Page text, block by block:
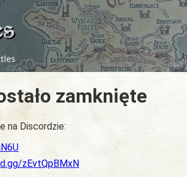
zamknięte
na Discordzie:
zEvtQpBMxN